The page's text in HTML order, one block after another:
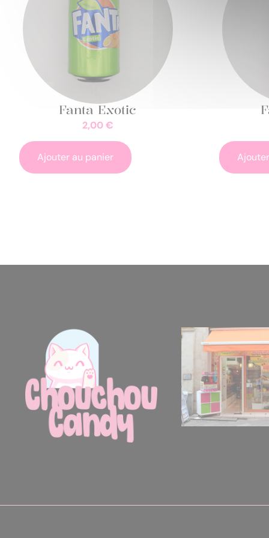
Fanta Exotic
2,00€
Ajouter au panier